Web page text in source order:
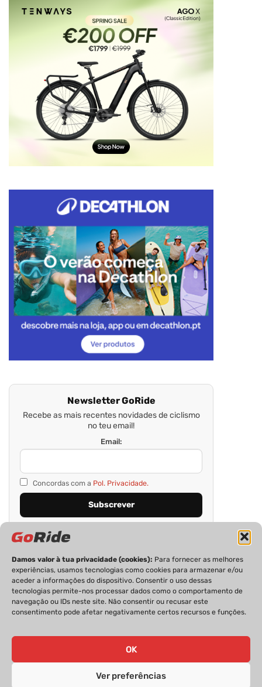
Damos valor à tua privacidade (cookies): Para fornecer as melhores
experiências, usamos tecnologias como cookies para armazenar e/ou
aceder a informações do dispositivo. Consentir o uso dessas
tecnologias permite-nos processar dados como o comportamento de
navegação ou IDs neste site. Não consentir ou recusar este
consentimento pode afetar negativamente certos recursos e funções.
OK
Ver preferências
Newsletter GoRide
Recebe as mais recentes novidades de ciclismo
no teu email!
Email:
Concordas com a Pol. Privacidade.
PRIVACIDADE FICHA TÉCNICA
ESTATUTO EDITORIAL